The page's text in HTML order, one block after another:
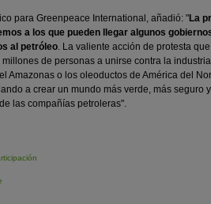
para Greenpeace International, añadió: "La
a los que pueden llegar algunos
al petróleo. La valiente acción de protesta
de personas a unirse contra la
Amazonas o los oleoductos de América del
a crear un mundo más verde, más seguro
las compañías petroleras".